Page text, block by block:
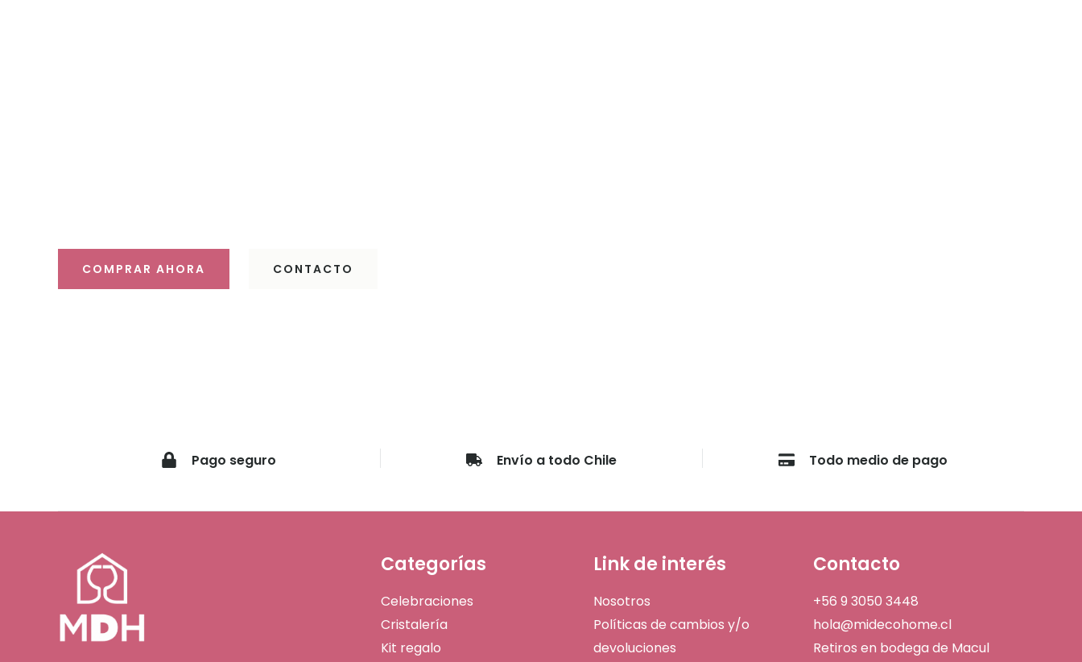
COMPRAR AHORA CONTACTO
Pago seguro Envío a todo Chile Todo medio de pago
Categorías
Celebraciones
Cristalería
Kit regalo
Link de interés
Nosotros
Políticas de cambios y/o
devoluciones
Contacto
+56 9 3050 3448
hola@midecohome.cl
Retiros en bodega de Macul